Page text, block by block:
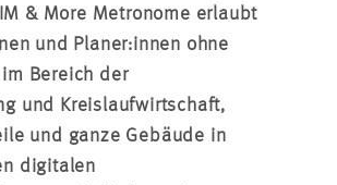
& More Metronome erlaubt
und Planer:innen ohne
Bereich der
und Kreislaufwirtschaft,
und ganze Gebäude in
digitalen